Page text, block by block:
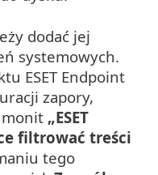
dodać jej
systemowych.
ESET Endpoint
zapory,
„ESET
filtrować treści
tego